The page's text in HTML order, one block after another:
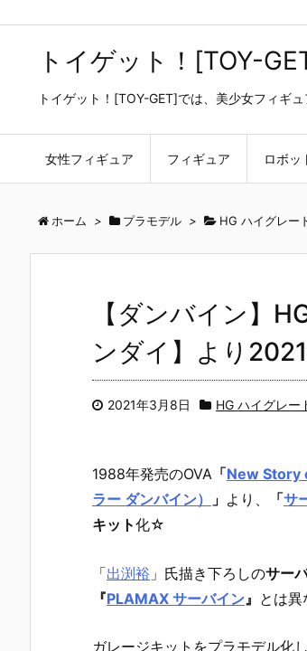
トイゲット！[TOY-
トイゲット！[TOY-GET]では、美少女フィギ
女性フィギュア フィギュア ロボッ
ホーム > プラモデル > HG ハイグレー
【ダンバイン】
ンダイ】より
2021年3月8日 HG ハイグレー
1988年発売のOVA 「New Story
ラー ダンバイン）
」 より、 「サ
キット化☆
「出渕裕 」氏描き下ろしのサー
『PLAMAX サーバイン 』 とは異
ガレージキットをプラモデル化